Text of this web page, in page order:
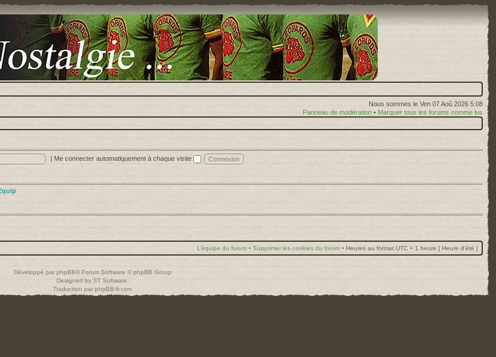
Nous sommes le Ven 07 Aoû 2026 5:08
Panneau de modération • Marquer tous les forums comme lus
| Me connecter automatiquement à chaque visite
L’équipe du forum • Supprimer les cookies du forum • Heures au format UTC + 1 heure [ Heure d’été ]
Développé par phpBB® Forum Software © phpBB Group
Designed by ST Software
Traduction par phpBB-fr.com